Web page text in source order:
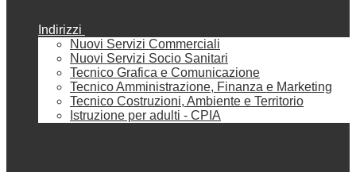
Indirizzi
Nuovi Servizi Commerciali
Nuovi Servizi Socio Sanitari
Tecnico Grafica e Comunicazione
Tecnico Amministrazione, Finanza e Marketing
Tecnico Costruzioni, Ambiente e Territorio
Istruzione per adulti - CPIA